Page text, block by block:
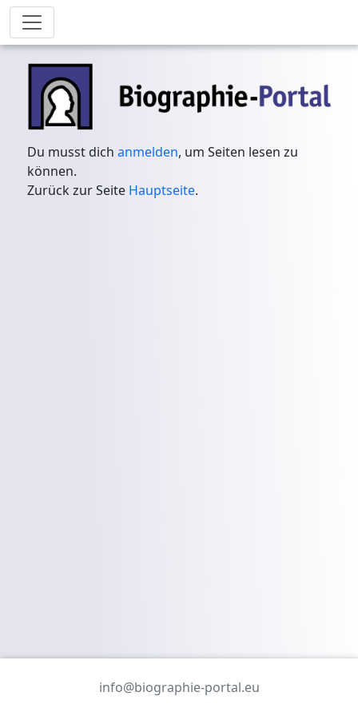
Du musst dichanmelden, um Seiten lesen zu
können.
Zurück zur Seite Hauptseite.
info@biographie-portal.eu